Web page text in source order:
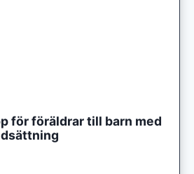
för föräldrar till barn med